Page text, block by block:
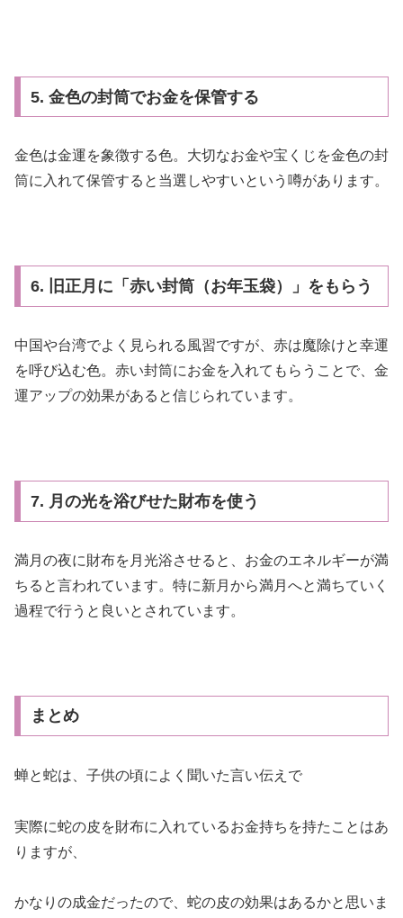
5. 金色の封筒でお金を保管する
金色は金運を象徴する色。大切なお金や宝くじを金色の封
筒に入れて保管すると当選しやすいという噂があります。
6. 旧正月に「赤い封筒（お年玉袋）」をもらう
中国や台湾でよく見られる風習ですが、赤は魔除けと幸運
を呼び込む色。赤い封筒にお金を入れてもらうことで、金
運アップの効果があると信じられています。
7. 月の光を浴びせた財布を使う
満月の夜に財布を月光浴させると、お金のエネルギーが満
ちると言われています。特に新月から満月へと満ちていく
過程で行うと良いとされています。
まとめ
蝉と蛇は、子供の頃によく聞いた言い伝えで
実際に蛇の皮を財布に入れているお金持ちを持たことはあ
りますが、
かなりの成金だったので、蛇の皮の効果はあるかと思いま